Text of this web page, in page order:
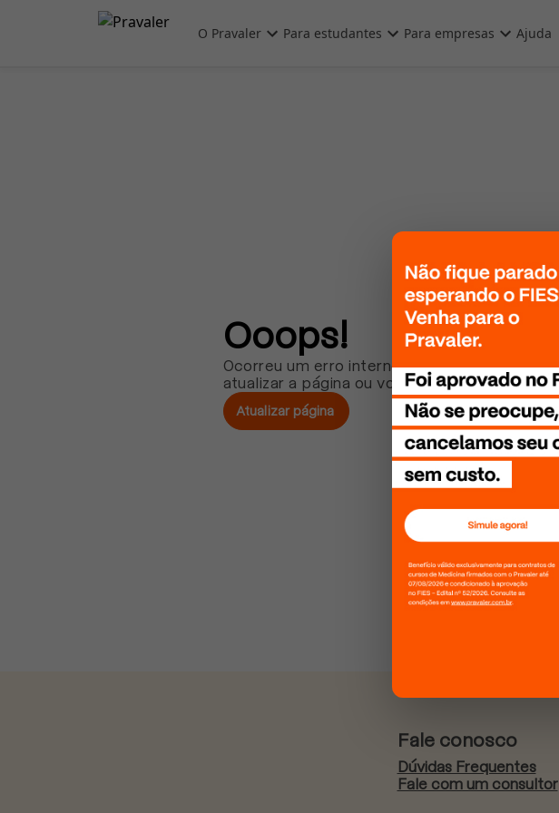
Pular para o conteúdo principal
O Pravaler Para estudantes Para empresas Ajuda
Ooops!
Ocorreu um erro interno. Por favor, tente
atualizar a página ou volte mais tarde!
Atualizar página
Fale conosco
Dúvidas Frequentes
Fale com um consultor